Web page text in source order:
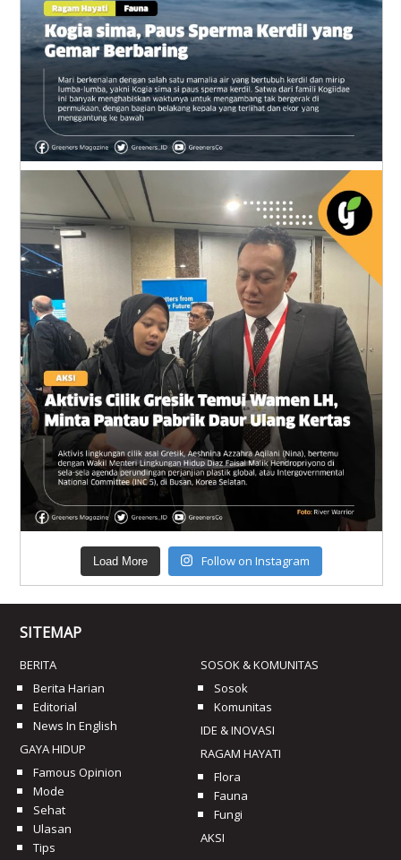
Load More Follow on Instagram
SITEMAP
BERITA
Berita Harian
Editorial
News In English
GAYA HIDUP
Famous Opinion
Mode
Sehat
Ulasan
Tips
SOSOK & KOMUNITAS
Sosok
Komunitas
IDE & INOVASI
RAGAM HAYATI
Flora
Fauna
Fungi
AKSI